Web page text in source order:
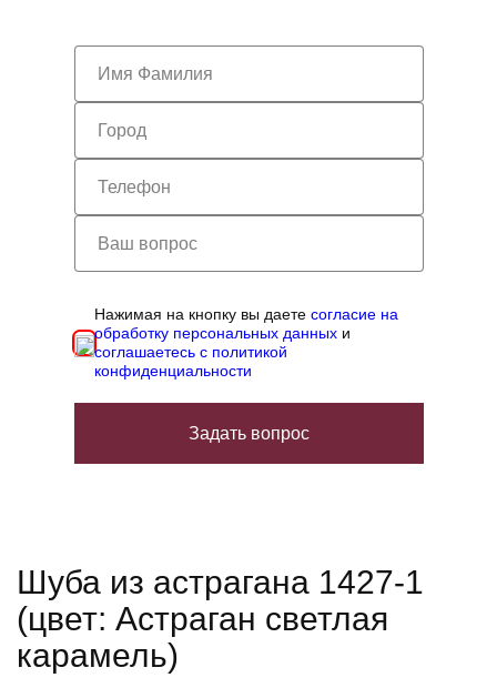
Нажимая на кнопку вы даетесогласие на
обработку персональных данных и
соглашаетесь с политикой
конфиденциальности
Задать вопрос
Шуба из астрагана 1427-1
(цвет: Астраган светлая
карамель)